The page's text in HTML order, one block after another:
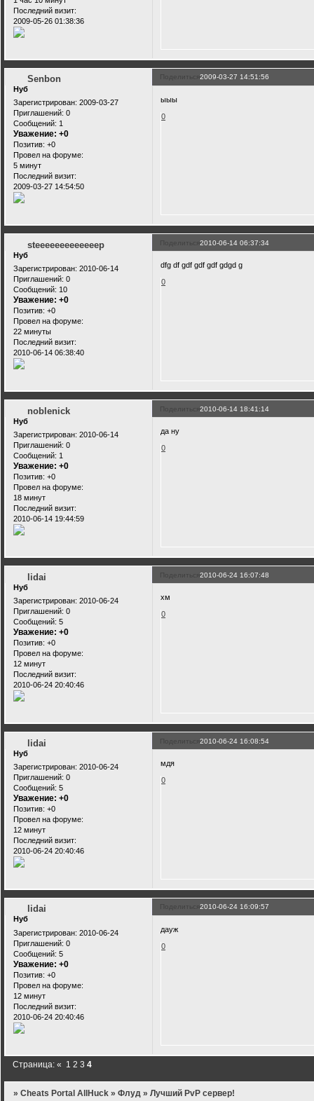
Последний визит:
2009-05-26 01:38:36
Поделиться2009-03-27 14:51:56
Senbon
Нуб
Зарегистрирован: 2009-03-27
Приглашений: 0
Сообщений: 1
Уважение: +0
Позитив: +0
Провел на форуме:
5 минут
Последний визит:
2009-03-27 14:54:50
ыыы
0
Поделиться2010-06-14 06:37:34
steeeeeeeeeeeeep
Нуб
Зарегистрирован: 2010-06-14
Приглашений: 0
Сообщений: 10
Уважение: +0
Позитив: +0
Провел на форуме:
22 минуты
Последний визит:
2010-06-14 06:38:40
dfg df gdf gdf gdf gdgd g
0
Поделиться2010-06-14 18:41:14
noblenick
Нуб
Зарегистрирован: 2010-06-14
Приглашений: 0
Сообщений: 1
Уважение: +0
Позитив: +0
Провел на форуме:
18 минут
Последний визит:
2010-06-14 19:44:59
да ну
0
Поделиться2010-06-24 16:07:48
lidai
Нуб
Зарегистрирован: 2010-06-24
Приглашений: 0
Сообщений: 5
Уважение: +0
Позитив: +0
Провел на форуме:
12 минут
Последний визит:
2010-06-24 20:40:46
хм
0
Поделиться2010-06-24 16:08:54
lidai
Нуб
Зарегистрирован: 2010-06-24
Приглашений: 0
Сообщений: 5
Уважение: +0
Позитив: +0
Провел на форуме:
12 минут
Последний визит:
2010-06-24 20:40:46
мдя
0
Поделиться2010-06-24 16:09:57
lidai
Нуб
Зарегистрирован: 2010-06-24
Приглашений: 0
Сообщений: 5
Уважение: +0
Позитив: +0
Провел на форуме:
12 минут
Последний визит:
2010-06-24 20:40:46
дауж
0
Страница:« 1 2 3 4
»Cheats Portal AllHuck »Флуд »Лучший PvP сервер!